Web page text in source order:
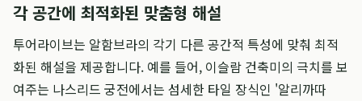
각 공간에 최적화된 맞춤형 해설
투어라이브는 알함브라의 각기 다른 공간적 특성에 맞춰 최적
화된 해설을 제공합니다. 예를 들어, 이슬람 건축미의 극치를 보
여주는 나스리드 궁전에서는 섬세한 타일 장식인 '알리까따